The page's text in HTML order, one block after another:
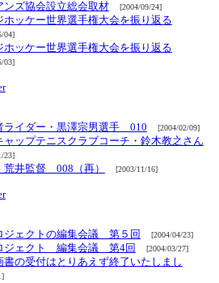
ンズ協会設立総会取材
[2004/09/24]
ホッケー世界選手権大会を振り返る
04]
ホッケー世界選手権大会を振り返る
03]
ライダー・黒澤宗男選手＿010
[2004/02/09]
ャップテニスクラブコーチ・鈴木教之さん
23]
井監督＿008（再） [2003/11/16]
ジェクトの編集会議 第５回
[2004/04/23]
ジェクト 編集会議 第4回 [2004/03/27]
書の受付はとりあえず終了いたしまし